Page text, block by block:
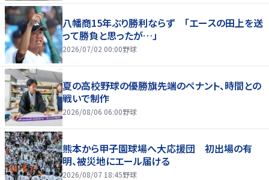
八幡商15年ぶり勝利ならず 「エースの田上を送
って勝負と思ったが…」
2026/07/02 00:00野球
夏の高校野球の優勝旗先端のペナント、時間との
戦いで制作
2026/08/06 06:00野球
熊本から甲子園球場へ大応援団 初出場の有
明、被災地にエール届ける
2026/08/07 18:45野球